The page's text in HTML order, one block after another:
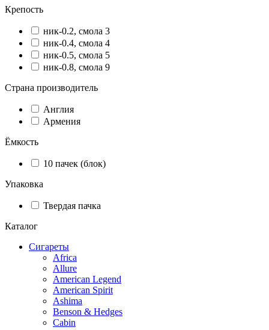
Крепость
ник-0.2, смола 3
ник-0.4, смола 4
ник-0.5, смола 5
ник-0.8, смола 9
Страна производитель
Англия
Армения
Ёмкость
10 пачек (блок)
Упаковка
Твердая пачка
Каталог
Сигареты
Africa
Allure
American Legend
American Spirit
Ashima
Benson & Hedges
Cabin